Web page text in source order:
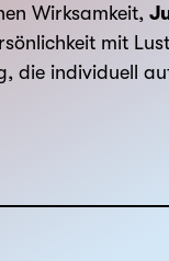
Wirksamkeit,
mit
die individuell